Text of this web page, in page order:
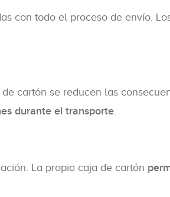
con todo el proceso de envío.
cartón se reducen las
durante el transporte.
La propia caja de cartón